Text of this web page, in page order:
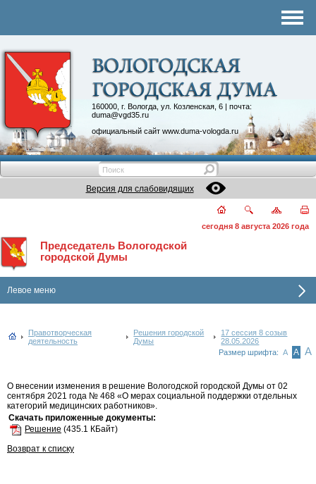
160000, г. Вологда, ул. Козленская, 6 | почта:
duma@vgd35.ru
официальный сайт www.duma-vologda.ru
Контакты
Депутатские объединения
Версия для слабовидящих
сегодня 8 августа 2026 года
Председатель Вологодской
городской Думы
Левое меню
Правотворческая
деятельность
Решения городской
Думы
17 сессия 8 созыв
28.05.2026
Размер шрифта: А А А
О внесении изменения в решение Вологодской городской Думы от 02
сентября 2021 года № 468 «О мерах социальной поддержки отдельных
категорий медицинских работников».
Скачать приложенные документы:
Решение (435.1 КБайт)
Возврат к списку